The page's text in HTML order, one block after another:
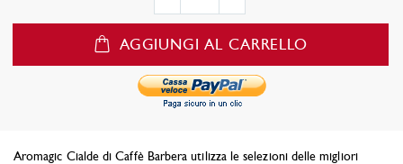
Aromagic Cialde di Caffè Barbera utilizza le selezioni delle migliori
AGGIUNGI AL CARRELLO